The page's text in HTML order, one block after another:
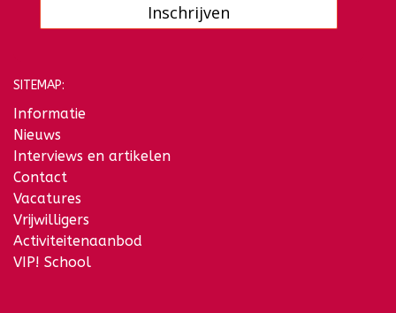
Inschrijven
SITEMAP:
Informatie
Nieuws
Interviews en artikelen
Contact
Vacatures
Vrijwilligers
Activiteitenaanbod
VIP! School